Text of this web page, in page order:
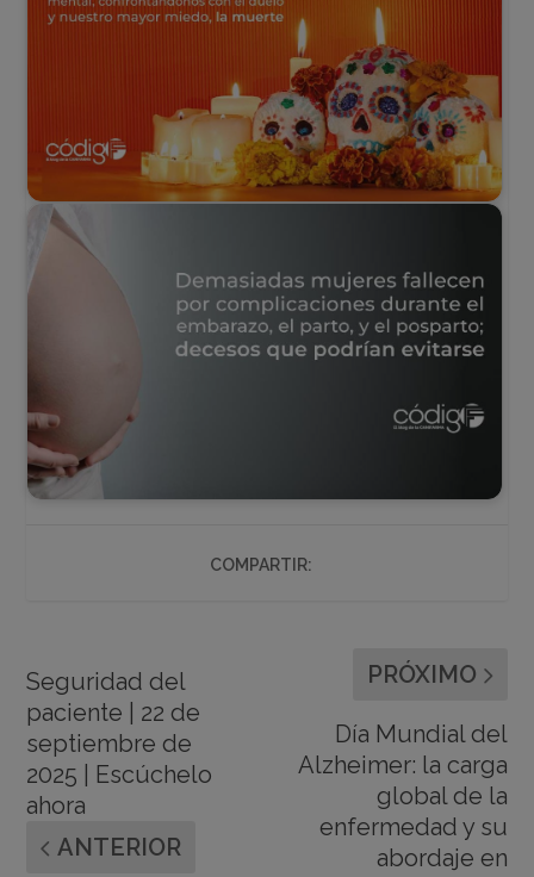
COMPARTIR:
Seguridad del
paciente | 22 de
septiembre de
2025 | Escúchelo
ahora
ANTERIOR
PRÓXIMO
Día Mundial del
Alzheimer: la carga
global de la
enfermedad y su
abordaje en